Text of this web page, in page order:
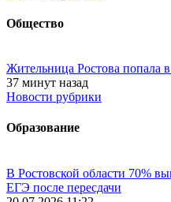
Общество
Жительница Ростова попала
37 минут назад
Новости рубрики
Образование
В Ростовской области 70%
ЕГЭ после пересдачи